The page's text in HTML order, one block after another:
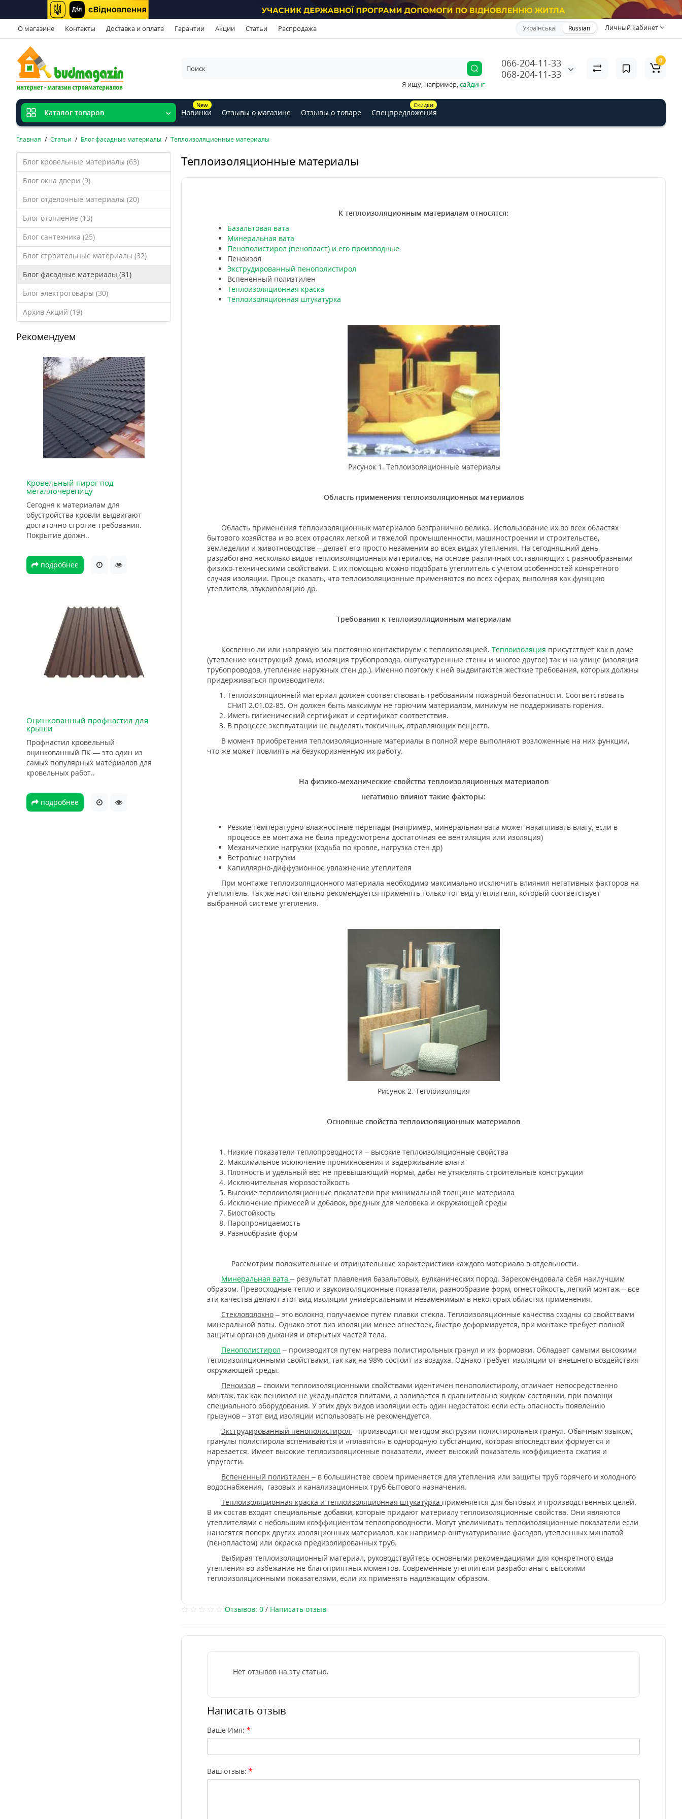
О магазине Контакты Доставка и оплата Гарантии Акции Статьи Распродажа Личный кабинет
Українська Russian
066-204-11-33
068-204-11-33
Я ищу, например,сайдинг
0
Главная Статьи Блог фасадные материалы Теплоизоляционные материалы
Теплоизоляционные материалы
К теплоизоляционным материалам относятся:
Базальтовая вата
Минеральная вата
Пенополистирол (пенопласт) и его производные
Пеноизол
Экструдированный пенополистирол
Вспененный полиэтилен
Теплоизоляционная краска
Теплоизоляционная штукатурка
Рисунок 1. Теплоизоляционные материалы
Область применения теплоизоляционных материалов
Область применения теплоизоляционных материалов безгранично велика. Использование их во всех областях
бытового хозяйства и во всех отраслях легкой и тяжелой промышленности, машиностроении и строительстве,
земледелии и животноводстве – делает его просто незаменим во всех видах утепления. На сегодняшний день
разработано несколько видов теплоизоляционных материалов, на основе различных составляющих с разнообразными
физико-техническими свойствами. С их помощью можно подобрать утеплитель с учетом особенностей конкретного
случая изоляции. Проще сказать, что теплоизоляционные применяются во всех сферах, выполняя как функцию
утеплителя, звукоизоляцию др.
Требования к теплоизоляционным материалам
Косвенно ли или напрямую мы постоянно контактируем с теплоизоляцией. Теплоизоляция присутствует как в доме
(утепление конструкций дома, изоляция трубопровода, оштукатуренные стены и многое другое) так и на улице (изоляция
трубопроводов, утепление наружных стен др.). Именно поэтому к ней выдвигаются жесткие требования, которых должны
придерживаться производители.
Теплоизоляционный материал должен соответствовать требованиям пожарной безопасности. Соответствовать
СНиП 2.01.02-85. Он должен быть максимум не горючим материалом, минимум не поддерживать горения.
Иметь гигиенический сертификат и сертификат соответствия.
В процессе эксплуатации не выделять токсичных, отравляющих веществ.
В момент приобретения теплоизоляционные материалы в полной мере выполняют возложенные на них функции,
что же может повлиять на безукоризненную их работу.
На физико-механические свойства теплоизоляционных материалов
негативно влияют такие факторы:
Резкие температурно-влажностные перепады (например, минеральная вата может накапливать влагу, если в
процессе ее монтажа не была предусмотрена достаточная ее вентиляция или изоляция)
Механические нагрузки (ходьба по кровле, нагрузка стен др)
Ветровые нагрузки
Капиллярно-диффузионное увлажнение утеплителя
При монтаже теплоизоляционного материала необходимо максимально исключить влияния негативных факторов на
утеплитель. Так же настоятельно рекомендуется применять только тот вид утеплителя, который соответствует
выбранной системе утепления.
Рисунок 2. Теплоизоляция
Основные свойства теплоизоляционных материалов
Низкие показатели теплопроводности – высокие теплоизоляционные свойства
Максимальное исключение проникновения и задерживание влаги
Плотность и удельный вес не превышающий нормы, дабы не утяжелять строительные конструкции
Исключительная морозостойкость
Высокие теплоизоляционные показатели при минимальной толщине материала
Исключение примесей и добавок, вредных для человека и окружающей среды
Биостойкость
Паропроницаемость
Разнообразие форм
Рассмотрим положительные и отрицательные характеристики каждого материала в отдельности.
Минеральная вата – результат плавления базальтовых, вулканических пород. Зарекомендовала себя наилучшим
образом. Превосходные тепло и звукоизоляционные показатели, разнообразие форм, огнестойкость, легкий монтаж – все
эти качества делают этот вид изоляции универсальным и незаменимым в некоторых областях применения.
Стекловолокно – это волокно, получаемое путем плавки стекла. Теплоизоляционные качества сходны со свойствами
минеральной ваты. Однако этот виз изоляции менее огнестоек, быстро деформируется, при монтаже требует полной
защиты органов дыхания и открытых частей тела.
Пенополистирол – производится путем нагрева полистирольных гранул и их формовки. Обладает самыми высокими
теплоизоляционными свойствами, так как на 98% состоит из воздуха. Однако требует изоляции от внешнего воздействия
окружающей среды.
Пеноизол – своими теплоизоляционными свойствами идентичен пенополистиролу, отличает непосредственно
монтаж, так как пеноизол не укладывается плитами, а заливается в сравнительно жидком состоянии, при помощи
специального оборудования. У этих двух видов изоляции есть один недостаток: если есть опасность появлению
грызунов – этот вид изоляции использовать не рекомендуется.
Экструдированный пенополистирол – производится методом экструзии полистирольных гранул. Обычным языком,
гранулы полистирола вспениваются и «плавятся» в однородную субстанцию, которая впоследствии формуется и
нарезается. Имеет высокие теплоизоляционные показатели, имеет высокий показатель коэффициента сжатия и
упругости.
Вспененный полиэтилен – в большинстве своем применяется для утепления или защиты труб горячего и холодного
водоснабжения, газовых и канализационных труб бытового назначения.
Теплоизоляционная краска и теплоизоляционная штукатурка применяется для бытовых и производственных целей.
В их состав входят специальные добавки, которые придают материалу теплоизоляционные свойства. Они являются
утеплителями с небольшим коэффициентом теплопроводности. Могут увеличивать теплоизоляционные показатели если
наносятся поверх других изоляционных материалов, как например оштукатуривание фасадов, утепленных минватой
(пенопластом) или окраска предизолированных труб.
Выбирая теплоизоляционный материал, руководствуйтесь основными рекомендациями для конкретного вида
утепления во избежание не благоприятных моментов. Современные утеплители разработаны с высокими
теплоизоляционными показателями, если их применять надлежащим образом.
Отзывов: 0/ Написать отзыв
Нет отзывов на эту статью.
Написать отзыв
Ваше Имя:
Ваш отзыв:
Блог кровельные материалы (63)
Блог окна двери (9)
Блог отделочные материалы (20)
Блог отопление (13)
Блог сантехника (25)
Блог строительные материалы (32)
Блог фасадные материалы (31)
Блог электротовары (30)
Архив Акций (19)
Рекомендуем
Кровельный пирог под
металлочерепицу
Сегодня к материалам для
обустройства кровли выдвигают
достаточно строгие требования.
Покрытие должн..
подробнее
Оцинкованный профнастил для
крыши
Профнастил кровельный
оцинкованный ПК — это один из
самых популярных материалов для
кровельных работ..
подробнее
Каталог товаров
New
Новинки Отзывы о магазине Отзывы о товаре
Скидки
Спецпредложения